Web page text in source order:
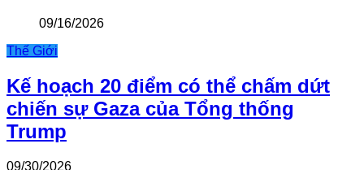
09/16/2026
Thế Giới
Kế hoạch 20 điểm có thể chấm dứt
chiến sự Gaza của Tổng thống
Trump
09/30/2026